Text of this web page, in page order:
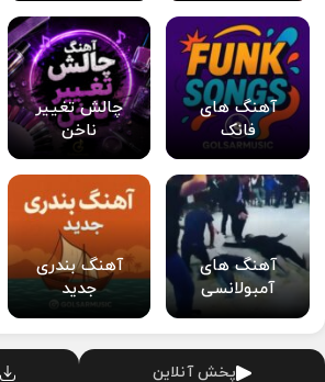
آهنگ های
فانک
چالش تغییر
ناخن
آهنگ های
آمبولانسی
آهنگ بندری
جدید
پخش آنلاین